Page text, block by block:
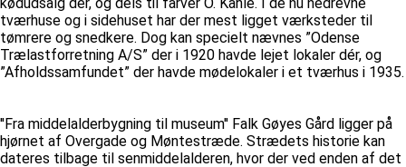
tværhuse og i sidehuset har der mest ligget værksteder til
tømrere og snedkere. Dog kan specielt nævnes ”Odense
Trælastforretning A/S” der i 1920 havde lejet lokaler dér, og
”Afholdssamfundet” der havde mødelokaler i et tværhus i 1935.
''Fra middelalderbygning til museum'' Falk Gøyes Gård ligger på
hjørnet af Overgade og Møntestræde. Strædets historie kan
dateres tilbage til senmiddelalderen, hvor der ved enden af det